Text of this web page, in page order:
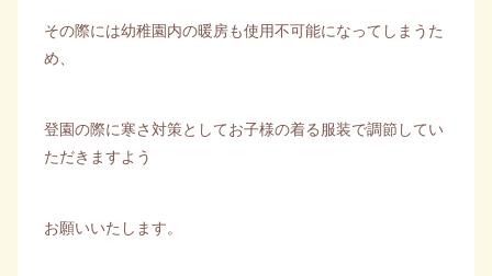
その際には幼稚園内の暖房も使用不可能になってしまうた
め、
登園の際に寒さ対策としてお子様の着る服装で調節してい
ただきますよう
お願いいたします。